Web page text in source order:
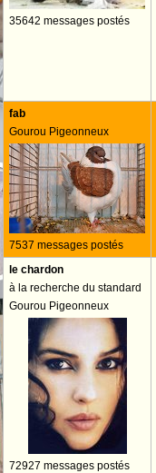
35642 messages postés
fab
Gourou Pigeonneux
7537 messages postés
le chardon
à la recherche du standard
Gourou Pigeonneux
72927 messages postés